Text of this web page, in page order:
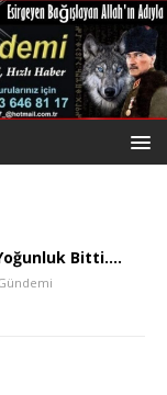
Bitti….